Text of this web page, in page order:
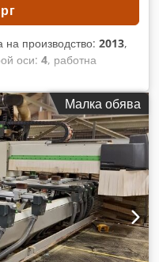
на производство: 2013,
оси: 4, работна
на шпиндела за
дължина:2 500 мм,
ос X: 2500 мм
на ос Y: 1900 мм Макс.
170 мм Работна
управляеми оси: 4
Скорост на движение,
ос Z: 20 м/мин
1 Позиция на
шпиндели: 10
4 Хоризонтални
16 Фрезова
Малка обява